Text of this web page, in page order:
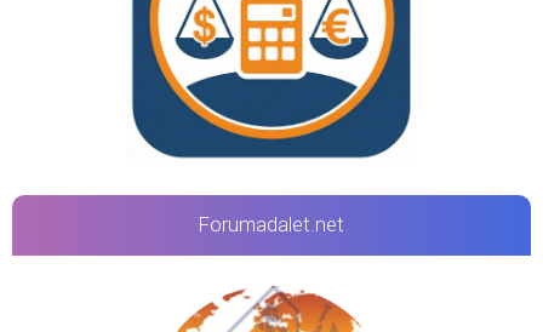
Forumadalet.net